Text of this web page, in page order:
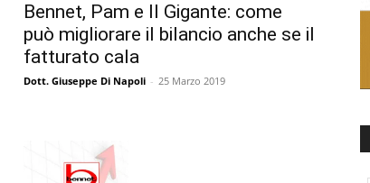
Bennet, Pam e Il Gigante: come
può migliorare il bilancio anche se il
fatturato cala
Dott. Giuseppe Di Napoli - 25 Marzo 2019